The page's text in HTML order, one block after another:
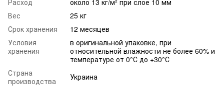
Вес
25 кг
Срок хранения
12 месяцев
Условия
хранения
в оригинальной упаковке, при
относительной влажности не более 60% и
температуре от 0°С до +30°С
Страна
производства
Украина